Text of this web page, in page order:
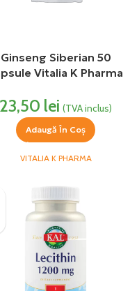
Ginseng Siberian 50
Vitalia K Pharma
23,50 lei (TVA inclus)
Adaugă În Coș
VITALIA K PHARMA